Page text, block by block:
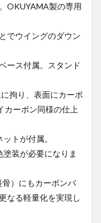
OKUYAMA製の専用
でウイングのダウン
ース付属。スタンド
拘り、表面にカーボ
カーボン同様の仕上
トが付属。
装が必要になりま
）にもカーボンバ
なる軽量化を実現し